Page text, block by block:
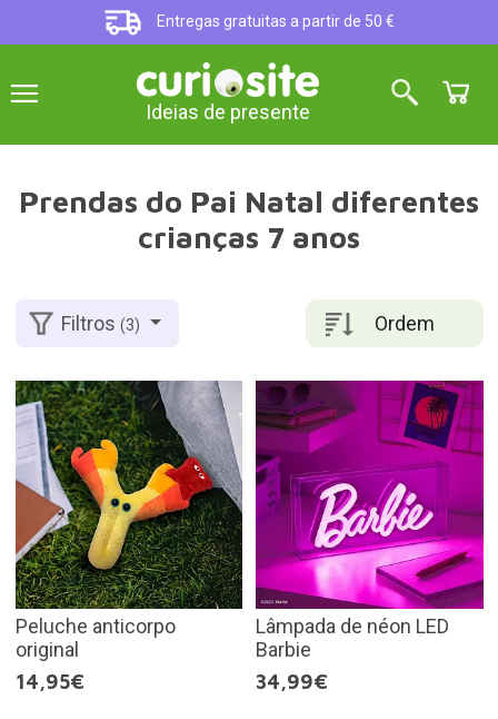
Entregas gratuitas a partir de 50 €
Ideias de presente
Prendas do Pai Natal diferentes
crianças 7 anos
Ordem
Filtros(3)
Peluche anticorpo
original
14,95€
Lâmpada de néon LED
Barbie
34,99€